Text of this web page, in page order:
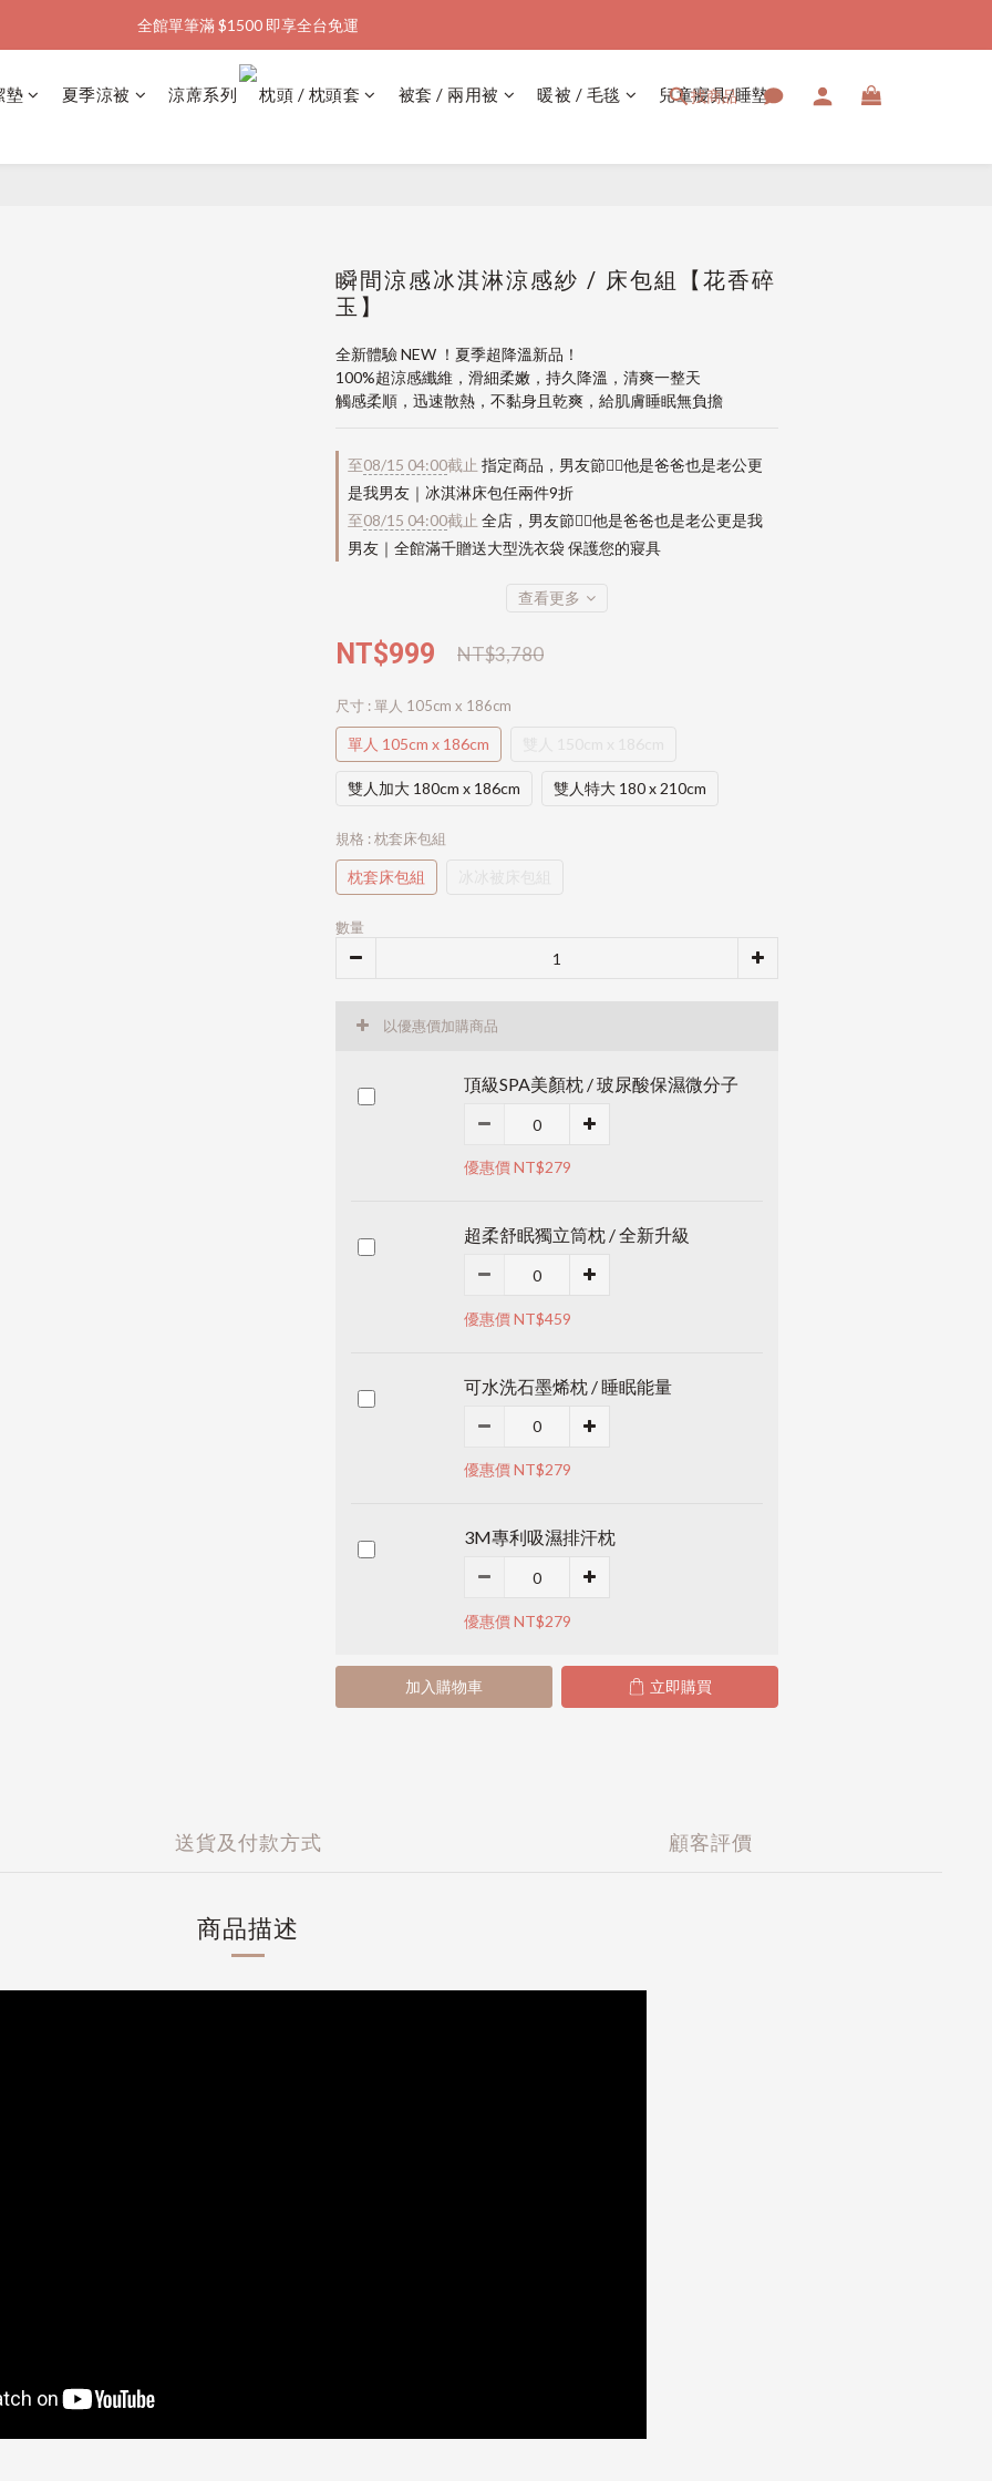
加入會員購物金  馬上領  馬上折
全館單筆滿 $1500 即享全台免運
加入會員購物金  馬上領  馬上折
找商品
墊 夏季涼被 涼蓆系列 枕頭 / 枕頭套 被套 / 兩用被 暖被 / 毛毯 兒童寢具/睡墊
瞬間涼感冰淇淋涼感紗 / 床包組【花香碎
玉】
全新體驗 NEW ！夏季超降溫新品！
100%超涼感纖維，滑細柔嫩，持久降溫，清爽一整天
觸感柔順，迅速散熱，不黏身且乾爽，給肌膚睡眠無負擔
至08/15 04:00截止 指定商品，男友節👱‍♂️他是爸爸也是老公更
是我男友｜冰淇淋床包任兩件9折
至08/15 04:00截止 全店，男友節👱‍♂️他是爸爸也是老公更是我
男友｜全館滿千贈送大型洗衣袋 保護您的寢具
查看更多
NT$3,780
NT$999
尺寸 : 單人 105cm x 186cm
單人 105cm x 186cm
雙人加大 180cm x 186cm 雙人特大 180 x 210cm
規格 : 枕套床包組
枕套床包組
數量
以優惠價加購商品
頂級SPA美顏枕 / 玻尿酸保濕微分子
優惠價 NT$279
超柔舒眠獨立筒枕 / 全新升級
優惠價 NT$459
可水洗石墨烯枕 / 睡眠能量
優惠價 NT$279
3M專利吸濕排汗枕
優惠價 NT$279
加入購物車 立即購買
送貨及付款方式 顧客評價
商品描述